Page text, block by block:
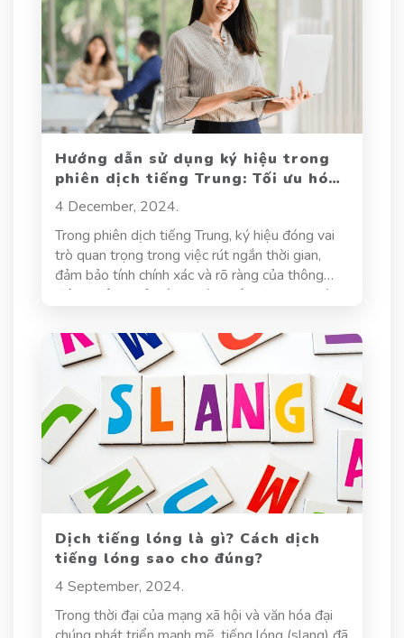
Hướng dẫn sử dụng ký hiệu trong
phiên dịch tiếng Trung: Tối ưu hóa
quá trình phiên dịch
4 December, 2024.
Trong phiên dịch tiếng Trung, ký hiệu đóng vai
trò quan trọng trong việc rút ngắn thời gian,
đảm bảo tính chính xác và rõ ràng của thông
điệp. Không chỉ giúp người phiên dịch ghi nhớ
Trung còn giúp truyền tải ý nghĩa một cách
mạch lạc hơn, đặc biệt trong những tình huống
phức tạp. Bài viết này sẽ nhấn mạnh vai trò của
ký hiệu trong phiên dịch tiếng Trung và cung
cấp hướng dẫn cụ thể để sử dụng ký hiệu một
cách hiệu quả, nhằm tối ưu hóa quá trình phiên
dịch.
Dịch tiếng lóng là gì? Cách dịch
tiếng lóng sao cho đúng?
4 September, 2024.
Trong thời đại của mạng xã hội và văn hóa đại